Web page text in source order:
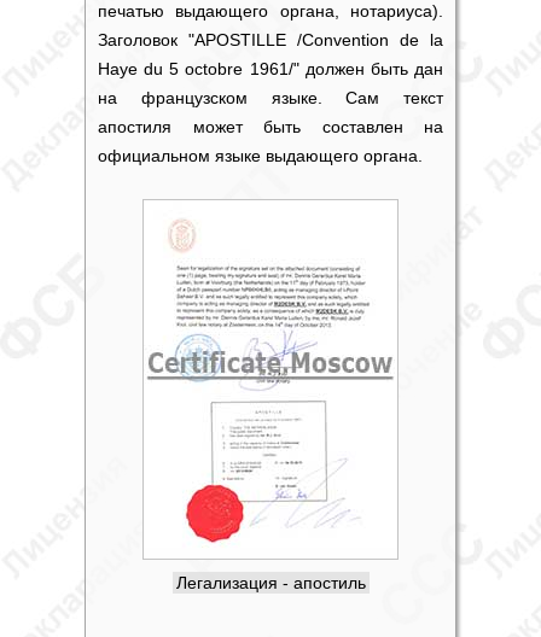
печатью выдающего органа, нотариуса).
Заголовок "APOSTILLE /Convention de la
Haye du 5 octobre 1961/" должен быть дан
на французском языке. Сам текст
апостиля может быть составлен на
официальном языке выдающего органа.
Легализация - апостиль